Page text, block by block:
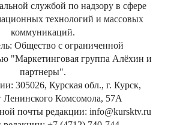
службой по надзору в сфере
технологий и массовых
коммуникаций.
Общество с ограниченной
"Маркетинговая группа Алёхин и
партнеры".
305026, Курская обл., г. Курск,
Ленинского Комсомола, 57А
почты редакции: info@kursktv.ru